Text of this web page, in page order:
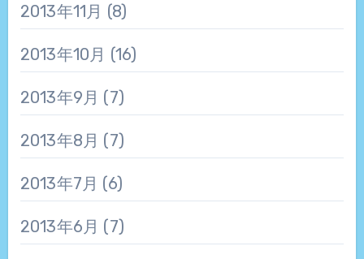
2013年11月 (8)
2013年10月 (16)
2013年9月 (7)
2013年8月 (7)
2013年7月 (6)
2013年6月 (7)